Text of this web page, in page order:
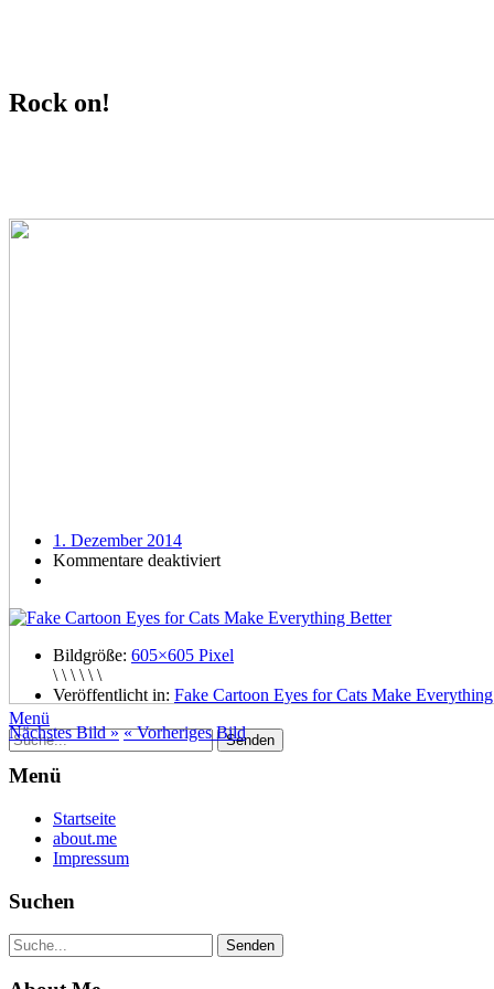
Rock on!
Menü
1. Dezember 2014
Kommentare deaktiviert
Bildgröße: 605×605 Pixel
\ \ \ \ \ \
Veröffentlicht in: Fake Cartoon Eyes for Cats Make
Nächstes Bild » « Vorheriges Bild
Menü
Startseite
about.me
Impressum
Suchen